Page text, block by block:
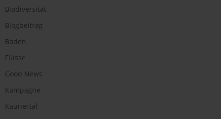
Biodiversität
Blogbeitrag
Boden
Flüsse
Good News
Kampagne
Kaunertal